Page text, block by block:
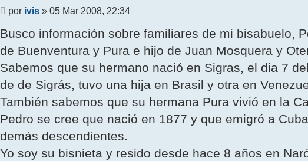
Mensaje
por ivis » 05 Mar 2008, 22:34
Busco información sobre familiares de mi bisabuelo,
de Buenventura y Pura e hijo de Juan Mosquera y
Sabemos que su hermano nació en Sigras, el dia 7
de de Sigrás, tuvo una hija en Brasil y otra en
También sabemos que su hermana Pura vivió en la
Pedro se cree que nació en 1877 y que emigró a
demás descendientes.
Yo soy su bisnieta y resido desde hace 8 años en